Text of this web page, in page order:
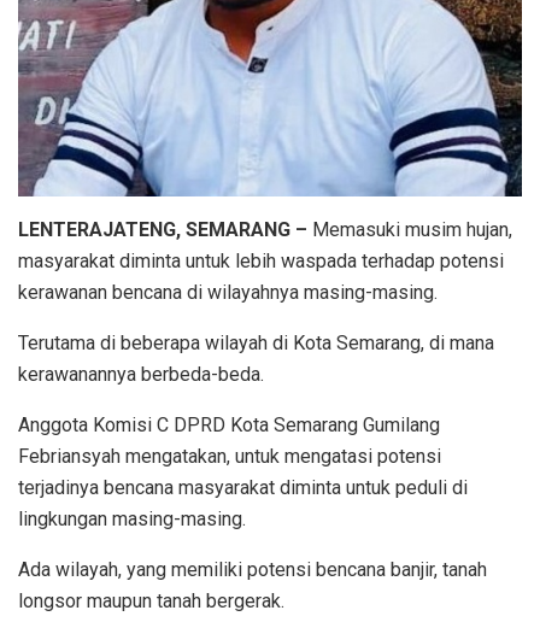
LENTERAJATENG, SEMARANG – Memasuki musim hujan,
masyarakat diminta untuk lebih waspada terhadap potensi
kerawanan bencana di wilayahnya masing-masing.
Terutama di beberapa wilayah di Kota Semarang, di mana
kerawanannya berbeda-beda.
Anggota Komisi C DPRD Kota Semarang Gumilang
Febriansyah mengatakan, untuk mengatasi potensi
terjadinya bencana masyarakat diminta untuk peduli di
lingkungan masing-masing.
Ada wilayah, yang memiliki potensi bencana banjir, tanah
longsor maupun tanah bergerak.